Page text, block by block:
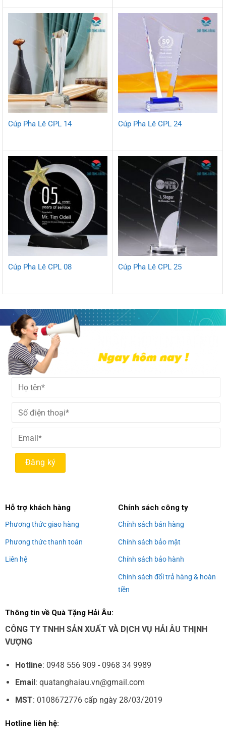
Cúp Pha Lê CPL 14 Cúp Pha Lê CPL 24
Cúp Pha Lê CPL 08 Cúp Pha Lê CPL 25
Hỗ trợ khách hàng
Phương thức giao hàng
Phương thức thanh toán
Liên hệ
Chính sách công ty
Chính sách bán hàng
Chính sách bảo mật
Chính sách bảo hành
Chính sách đổi trả hàng & hoàn
tiền
Thông tin về Quà Tặng Hải Âu:
CÔNG TY TNHH SẢN XUẤT VÀ DỊCH VỤ HẢI ÂU THỊNH
VƯỢNG
Hotline: 0948 556 909 - 0968 34 9989
Email : quatanghaiau.vn@gmail.com
MST: 0108672776 cấp ngày 28/03/2019
Hotline liên hệ: